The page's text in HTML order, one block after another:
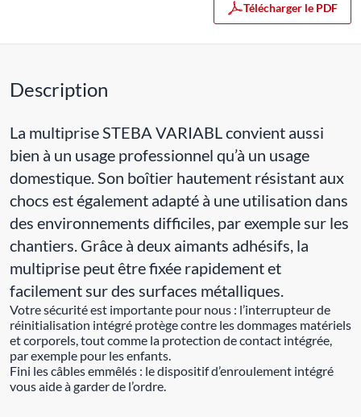
Télécharger le PDF
Description
La multiprise STEBA VARIABL convient aussi
bien à un usage professionnel qu’à un usage
domestique. Son boîtier hautement résistant aux
chocs est également adapté à une utilisation dans
des environnements difficiles, par exemple sur les
chantiers. Grâce à deux aimants adhésifs, la
multiprise peut être fixée rapidement et
facilement sur des surfaces métalliques.
Votre sécurité est importante pour nous : l’interrupteur de
réinitialisation intégré protège contre les dommages matériels
et corporels, tout comme la protection de contact intégrée,
par exemple pour les enfants.
Fini les câbles emmêlés : le dispositif d’enroulement intégré
vous aide à garder de l’ordre.